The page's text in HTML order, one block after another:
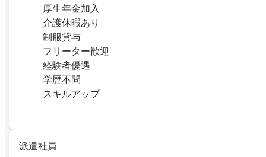
厚生年金加入
介護休暇あり
制服貸与
フリーター歓迎
経験者優遇
学歴不問
スキルアップ
派遣社員